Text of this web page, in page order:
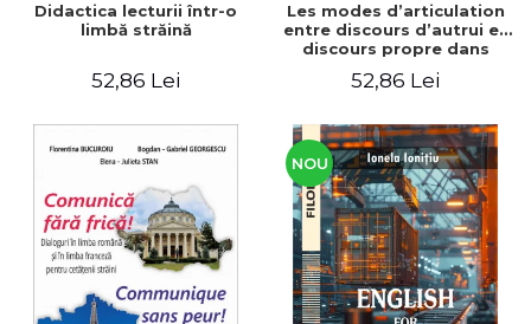
Didactica lecturii într-o
limbă străină
52,86 Lei
Les modes d’articulation
entre discours d’autrui et
discours propre dans
master
52,86 Lei
NOU